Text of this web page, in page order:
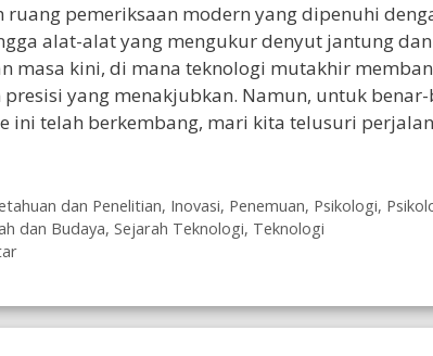
ruang pemeriksaan modern yang dipenuhi
alat-alat yang mengukur denyut jantung
masa kini, di mana teknologi mutakhir
presisi yang menakjubkan. Namun, untuk
ini telah berkembang, mari kita telusuri
dan Penelitian, Inovasi, Penemuan, Psikologi,
dan Budaya, Sejarah Teknologi, Teknologi